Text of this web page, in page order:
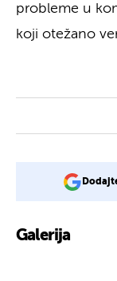
probleme u
koji otežano
Galerija